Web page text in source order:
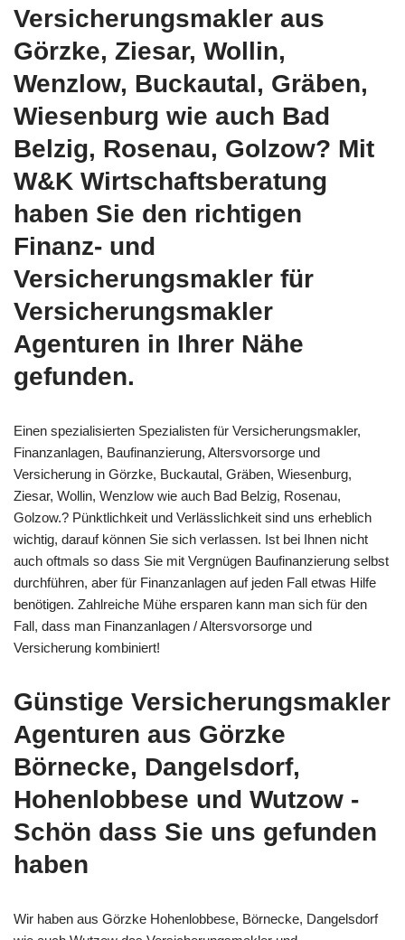
Versicherungsmakler aus
Görzke, Ziesar, Wollin,
Wenzlow, Buckautal, Gräben,
Wiesenburg wie auch Bad
Belzig, Rosenau, Golzow? Mit
W&K Wirtschaftsberatung
haben Sie den richtigen
Finanz- und
Versicherungsmakler für
Versicherungsmakler
Agenturen in Ihrer Nähe
gefunden.
Einen spezialisierten Spezialisten für Versicherungsmakler,
Finanzanlagen, Baufinanzierung, Altersvorsorge und
Versicherung in Görzke, Buckautal, Gräben, Wiesenburg,
Ziesar, Wollin, Wenzlow wie auch Bad Belzig, Rosenau,
Golzow.? Pünktlichkeit und Verlässlichkeit sind uns erheblich
wichtig, darauf können Sie sich verlassen. Ist bei Ihnen nicht
auch oftmals so dass Sie mit Vergnügen Baufinanzierung selbst
durchführen, aber für Finanzanlagen auf jeden Fall etwas Hilfe
benötigen. Zahlreiche Mühe ersparen kann man sich für den
Fall, dass man Finanzanlagen / Altersvorsorge und
Versicherung kombiniert!
Günstige Versicherungsmakler
Agenturen aus Görzke
Börnecke, Dangelsdorf,
Hohenlobbese und Wutzow -
Schön dass Sie uns gefunden
haben
Wir haben aus Görzke Hohenlobbese, Börnecke, Dangelsdorf